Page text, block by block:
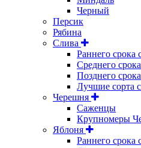
Черный
Персик
Рябина
Слива
Раннего срока
Среднего
Позднего
Лучшие сорта
Черешня
Саженцы
Крупномеры
Яблоня
Раннего срока